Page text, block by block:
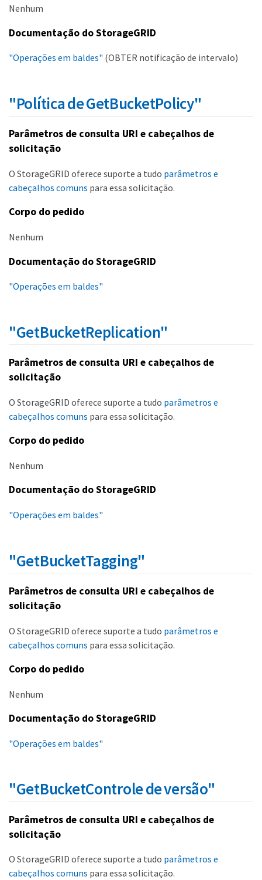
Nenhum
Documentação do StorageGRID
"Operações em baldes" (OBTER notificação de intervalo)
"Política de GetBucketPolicy"
Parâmetros de consulta URI e cabeçalhos de
solicitação
O StorageGRID oferece suporte a tudo parâmetros e
cabeçalhos comuns para essa solicitação.
Corpo do pedido
Nenhum
Documentação do StorageGRID
"Operações em baldes"
"GetBucketReplication"
Parâmetros de consulta URI e cabeçalhos de
solicitação
O StorageGRID oferece suporte a tudo parâmetros e
cabeçalhos comuns para essa solicitação.
Corpo do pedido
Nenhum
Documentação do StorageGRID
"Operações em baldes"
"GetBucketTagging"
Parâmetros de consulta URI e cabeçalhos de
solicitação
O StorageGRID oferece suporte a tudo parâmetros e
cabeçalhos comuns para essa solicitação.
Corpo do pedido
Nenhum
Documentação do StorageGRID
"Operações em baldes"
"GetBucketControle de versão"
Parâmetros de consulta URI e cabeçalhos de
solicitação
O StorageGRID oferece suporte a tudo parâmetros e
cabeçalhos comuns para essa solicitação.